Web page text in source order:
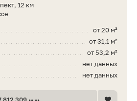
12 км
от 20 м²
от 31,1 м²
от 53,2 м²
нет данных
нет данных